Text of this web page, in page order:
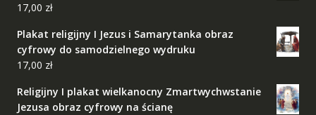
17,00 zł
Plakat religijny I Jezus i Samarytanka obraz
cyfrowy do samodzielnego wydruku
17,00 zł
Religijny I plakat wielkanocny Zmartwychwstanie
Jezusa obraz cyfrowy na ścianę